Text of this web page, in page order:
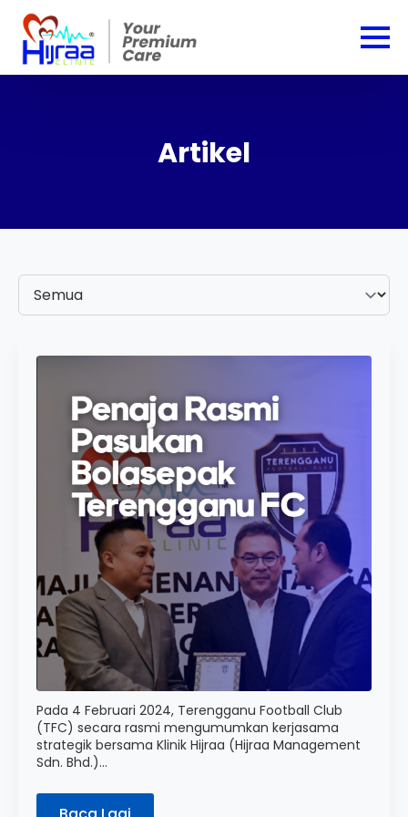
Artikel
Pada 4 Februari 2024, Terengganu Football Club
(TFC) secara rasmi mengumumkan kerjasama
strategik bersama Klinik Hijraa (Hijraa Management
Sdn. Bhd.)…